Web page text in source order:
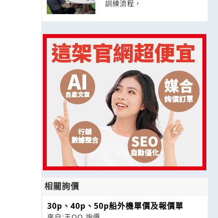
訓練流程，
相關詢價
30p、40p、50p船外機單價及報價單